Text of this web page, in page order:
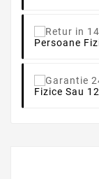
Persoane
Fizice Sau